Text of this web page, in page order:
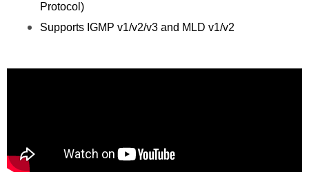
Protocol)
Supports IGMP v1/v2/v3 and MLD v1/v2